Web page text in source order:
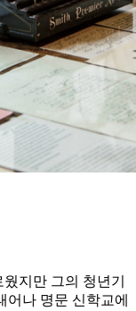
지만 그의 청년기
어나 명문 신학교에